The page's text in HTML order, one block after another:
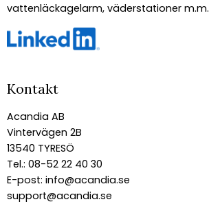
vattenläckagelarm, väderstationer m.m.
Kontakt
Acandia AB
Vintervägen 2B
13540 TYRESÖ
Tel.: 08-52 22 40 30
E-post: info@acandia.se
support@acandia.se